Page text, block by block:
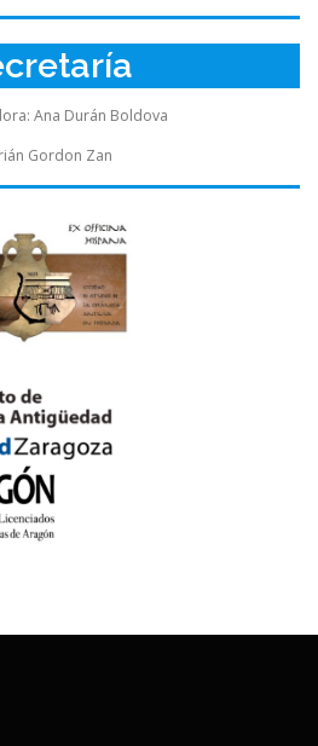
Ana Durán Boldova
Gordon Zan